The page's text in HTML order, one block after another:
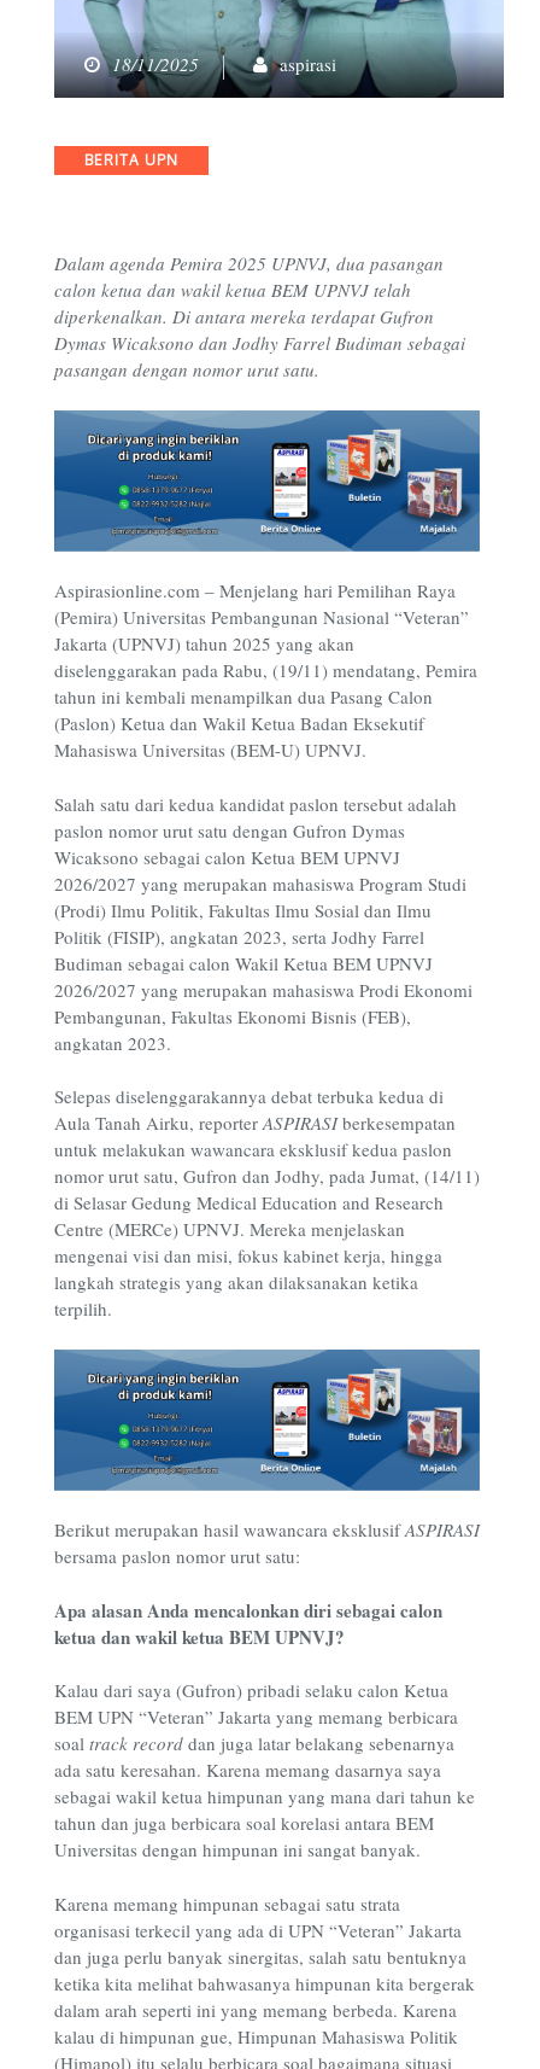
18/11/2025 aspirasi
Categories
BERITA UPN
Dalam agenda Pemira 2025 UPNVJ, dua pasangan
calon ketua dan wakil ketua BEM UPNVJ telah
diperkenalkan. Di antara mereka terdapat Gufron
Dymas Wicaksono dan Jodhy Farrel Budiman sebagai
pasangan dengan nomor urut satu.
Aspirasionline.com – Menjelang hari Pemilihan Raya
(Pemira) Universitas Pembangunan Nasional “Veteran”
Jakarta (UPNVJ) tahun 2025 yang akan
diselenggarakan pada Rabu, (19/11) mendatang, Pemira
tahun ini kembali menampilkan dua Pasang Calon
(Paslon) Ketua dan Wakil Ketua Badan Eksekutif
Mahasiswa Universitas (BEM-U) UPNVJ.
Salah satu dari kedua kandidat paslon tersebut adalah
paslon nomor urut satu dengan Gufron Dymas
Wicaksono sebagai calon Ketua BEM UPNVJ
2026/2027 yang merupakan mahasiswa Program Studi
(Prodi) Ilmu Politik, Fakultas Ilmu Sosial dan Ilmu
Politik (FISIP), angkatan 2023, serta Jodhy Farrel
Budiman sebagai calon Wakil Ketua BEM UPNVJ
2026/2027 yang merupakan mahasiswa Prodi Ekonomi
Pembangunan, Fakultas Ekonomi Bisnis (FEB),
angkatan 2023.
Selepas diselenggarakannya debat terbuka kedua di
Aula Tanah Airku, reporterASPIRASIberkesempatan
untuk melakukan wawancara eksklusif kedua paslon
nomor urut satu, Gufron dan Jodhy, pada Jumat, (14/11)
di Selasar Gedung Medical Education and Research
Centre (MERCe) UPNVJ. Mereka menjelaskan
mengenai visi dan misi, fokus kabinet kerja, hingga
langkah strategis yang akan dilaksanakan ketika
terpilih.
Berikut merupakan hasil wawancara eksklusifASPIRASI
bersama paslon nomor urut satu:
Apa alasan Anda mencalonkan diri sebagai calon
ketua dan wakil ketua BEM UPNVJ?
Kalau dari saya (Gufron) pribadi selaku calon Ketua
BEM UPN “Veteran” Jakarta yang memang berbicara
soal track record dan juga latar belakang sebenarnya
ada satu keresahan. Karena memang dasarnya saya
sebagai wakil ketua himpunan yang mana dari tahun ke
tahun dan juga berbicara soal korelasi antara BEM
Universitas dengan himpunan ini sangat banyak.
Karena memang himpunan sebagai satu strata
organisasi terkecil yang ada di UPN “Veteran” Jakarta
dan juga perlu banyak sinergitas, salah satu bentuknya
ketika kita melihat bahwasanya himpunan kita bergerak
dalam arah seperti ini yang memang berbeda. Karena
kalau di himpunan gue, Himpunan Mahasiswa Politik
(Himapol) itu selalu berbicara soal bagaimana situasi